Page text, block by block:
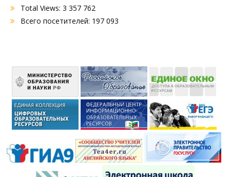
Total Views: 3 357 762
Всего посетителей: 197 093